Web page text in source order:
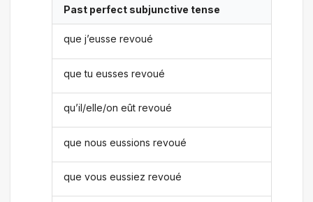
Past perfect subjunctive tense
que j’eusse revoué
que tu eusses revoué
qu’il/elle/on eût revoué
que nous eussions revoué
que vous eussiez revoué